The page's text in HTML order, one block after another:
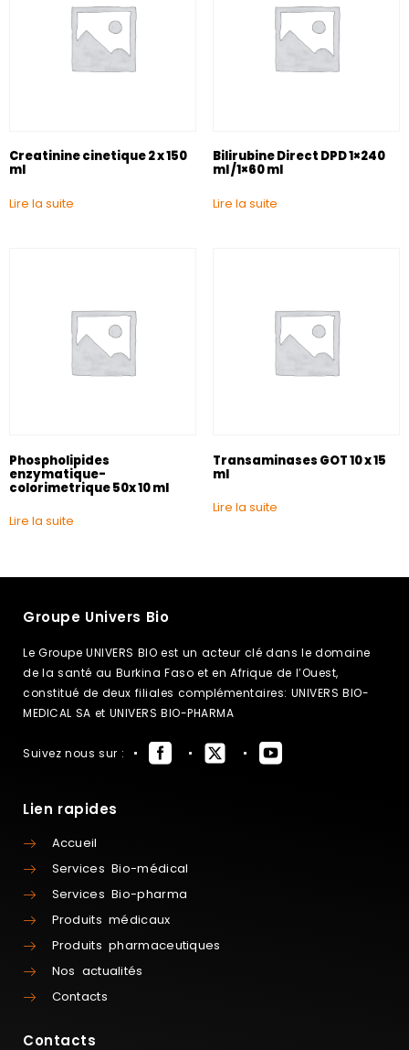
Creatinine cinetique 2 x 150
ml
Lire la suite
Bilirubine Direct DPD 1×240
ml /1×60 ml
Lire la suite
Phospholipides
enzymatique-
colorimetrique 50x 10 ml
Lire la suite
Transaminases GOT 10 x 15
ml
Lire la suite
Groupe Univers Bio
Le Groupe UNIVERS BIO est un acteur clé dans le domaine
de la santé au Burkina Faso et en Afrique de l’Ouest,
constitué de deux filiales complémentaires: UNIVERS BIO-
MEDICAL SA et UNIVERS BIO-PHARMA
Suivez nous sur :
Lien rapides
Accueil
Services Bio-médical
Services Bio-pharma
Produits médicaux
Produits pharmaceutiques
Nos actualités
Contacts
Contacts